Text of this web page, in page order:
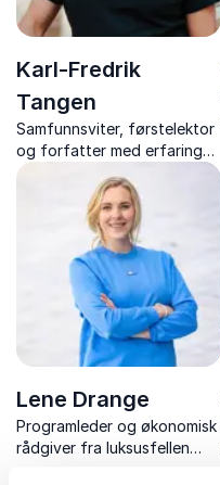
Karl-Fredrik
Tangen
Samfunnsviter, førstelektor
og forfatter med erfaring
fra reklamebransjen,
strategirådgivning og
markedsanalyse.
Lene Drange
Programleder og økonomisk
rådgiver fra luksusfellen